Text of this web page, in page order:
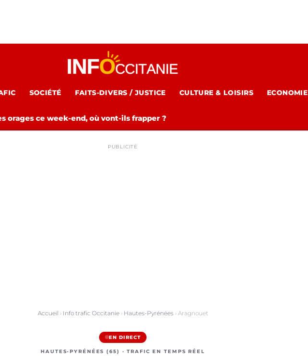
SOCIÉTÉ FAITS-DIVERS / JUSTICE CULTURE & LOISIRS ECONOMIE
orages ce week-end, où vont-ils frapper ?
PUBLICITÉ
Accueil › Info trafic Occitanie› Hautes-Pyrénées› Aragnouet
EN DIRECT
HAUTES-PYRÉNÉES (65) · TRAFIC EN TEMPS RÉEL